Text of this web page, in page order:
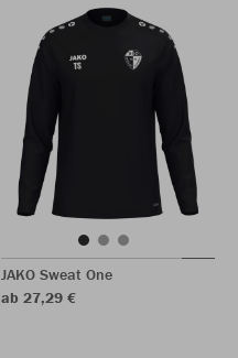
JAKO Sweat One
ab 27,29 €